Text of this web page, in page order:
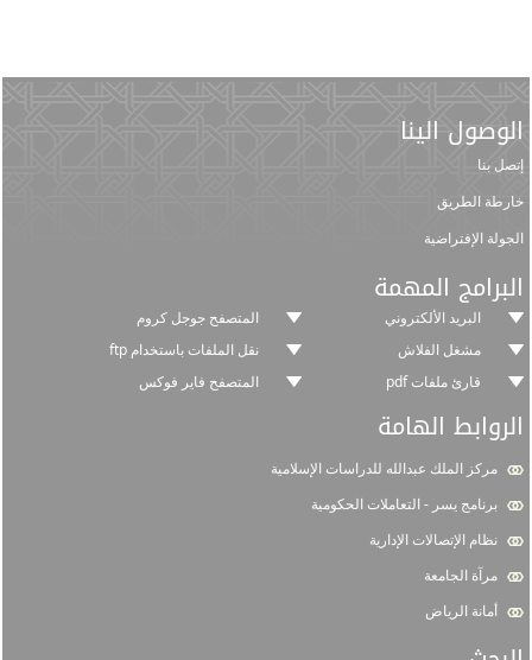
الوصول الينا
إتصل بنا
خارطة الطريق
الجولة الإفتراضية
البرامج المهمة
البريد الألكتروني
المتصفح جوجل كروم
مشغل الفلاش
نقل الملفات باستخدام ftp
قارئ ملفات pdf
المتصفح فاير فوكس
الروابط الهامة
مركز الملك عبدالله للدراسات الإسلامية
برنامج يسر - التعاملات الحكومية
نظام الإتصالات الإدارية
مرآة الجامعة
أمانة الرياض